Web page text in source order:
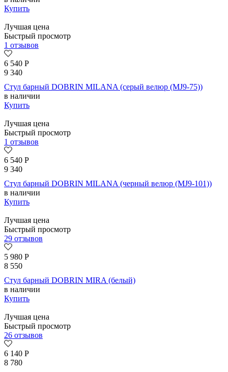
Купить
Лучшая цена
Быстрый просмотр
1 отзывов
6 540 Р
9 340
Стул барный DOBRIN MILANA (серый велюр (MJ9-75))
в наличии
Купить
Лучшая цена
Быстрый просмотр
1 отзывов
6 540 Р
9 340
Стул барный DOBRIN MILANA (черный велюр (MJ9-101))
в наличии
Купить
Лучшая цена
Быстрый просмотр
29 отзывов
5 980 Р
8 550
Стул барный DOBRIN MIRA (белый)
в наличии
Купить
Лучшая цена
Быстрый просмотр
26 отзывов
6 140 Р
8 780